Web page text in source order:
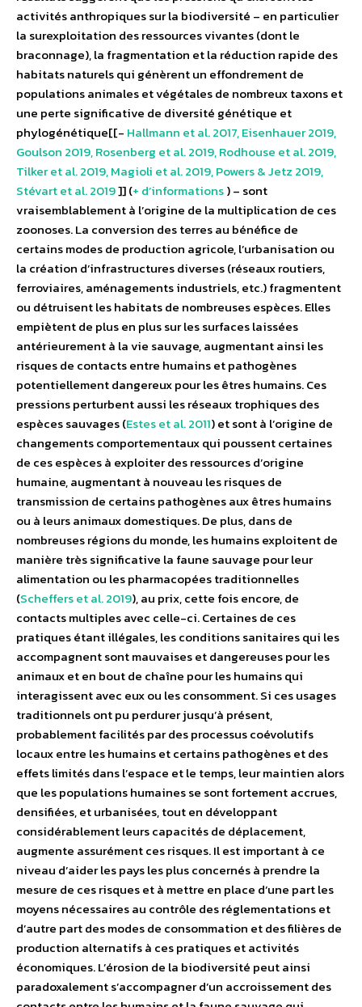
activités anthropiques sur la biodiversité – en particulier
la surexploitation des ressources vivantes (dont le
braconnage), la fragmentation et la réduction rapide des
habitats naturels qui génèrent un effondrement de
populations animales et végétales de nombreux taxons et
une perte significative de diversité génétique et
phylogénétique[[- Hallmann et al. 2017, Eisenhauer 2019,
Goulson 2019, Rosenberg et al. 2019, Rodhouse et al. 2019,
Tilker et al. 2019, Magioli et al. 2019, Powers & Jetz 2019,
Stévart et al. 2019]] (+ d’informations) – sont
vraisemblablement à l’origine de la multiplication de ces
zoonoses. La conversion des terres au bénéfice de
certains modes de production agricole, l’urbanisation ou
la création d’infrastructures diverses (réseaux routiers,
ferroviaires, aménagements industriels, etc.) fragmentent
ou détruisent les habitats de nombreuses espèces. Elles
empiètent de plus en plus sur les surfaces laissées
antérieurement à la vie sauvage, augmentant ainsi les
risques de contacts entre humains et pathogènes
potentiellement dangereux pour les êtres humains. Ces
pressions perturbent aussi les réseaux trophiques des
espèces sauvages (Estes et al. 2011) et sont à l’origine de
changements comportementaux qui poussent certaines
de ces espèces à exploiter des ressources d’origine
humaine, augmentant à nouveau les risques de
transmission de certains pathogènes aux êtres humains
ou à leurs animaux domestiques. De plus, dans de
nombreuses régions du monde, les humains exploitent de
manière très significative la faune sauvage pour leur
alimentation ou les pharmacopées traditionnelles
(Scheffers et al. 2019), au prix, cette fois encore, de
contacts multiples avec celle-ci. Certaines de ces
pratiques étant illégales, les conditions sanitaires qui les
accompagnent sont mauvaises et dangereuses pour les
animaux et en bout de chaîne pour les humains qui
interagissent avec eux ou les consomment. Si ces usages
traditionnels ont pu perdurer jusqu’à présent,
probablement facilités par des processus coévolutifs
locaux entre les humains et certains pathogènes et des
effets limités dans l’espace et le temps, leur maintien alors
que les populations humaines se sont fortement accrues,
densifiées, et urbanisées, tout en développant
considérablement leurs capacités de déplacement,
augmente assurément ces risques. Il est important à ce
niveau d’aider les pays les plus concernés à prendre la
mesure de ces risques et à mettre en place d’une part les
moyens nécessaires au contrôle des réglementations et
d’autre part des modes de consommation et des filières de
production alternatifs à ces pratiques et activités
économiques. L’érosion de la biodiversité peut ainsi
paradoxalement s’accompagner d’un accroissement des